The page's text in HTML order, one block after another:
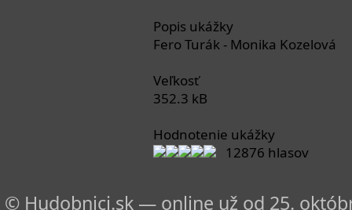
Popis ukážky
Fero Turák - Monika Kozelová
Veľkosť
352.3 kB
Hodnotenie ukážky
12876 hlasov
© Hudobnici.sk — online už od 25.